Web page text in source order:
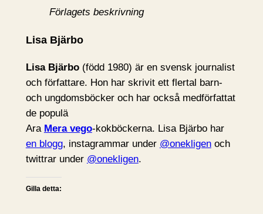
Förlagets beskrivning
Lisa Bjärbo
Lisa Bjärbo(född 1980) är en svensk journalist
och författare. Hon har skrivit ett flertal barn-
och ungdomsböcker och har också medförfattat
de populä
Ara Mera vego-kokböckerna. Lisa Bjärbo har
en blogg, instagrammar under @onekligenoch
twittrar under @onekligen.
Gilla detta: